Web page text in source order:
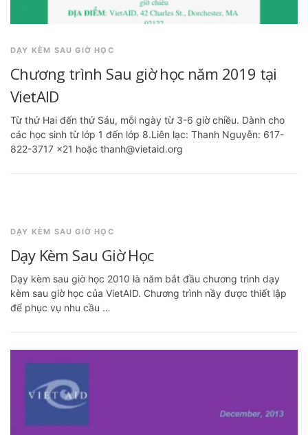
DẠY KÈM SAU GIỜ HỌC
Chương trình Sau giờ học năm 2019 tại
VietAID
Từ thứ Hai đến thứ Sáu, mỗi ngày từ 3-6 giờ chiều. Dành cho
các học sinh từ lớp 1 đến lớp 8.Liên lạc: Thanh Nguyễn: 617-
822-3717 x21 hoặc thanh@vietaid.org
DẠY KÈM SAU GIỜ HỌC
Dạy Kèm Sau Giờ Học
Dạy kèm sau giờ học 2010 là năm bắt đầu chương trình dạy
kèm sau giờ học của VietAID. Chương trình nầy được thiết lập
để phục vụ nhu cầu …